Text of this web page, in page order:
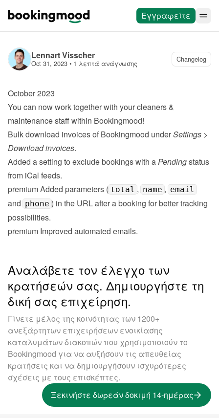
Εγγραφείτε
Lennart Visscher
Oct 31, 2023 • 1 λεπτά ανάγνωσης Changelog
October 2023
You can now work together with your cleaners &
maintenance staff within Bookingmood!
Bulk download invoices of Bookingmood under Settings
Download invoices.
Added a setting to exclude bookings with a Pending status
from iCal feeds.
premium Added parameters ( total , name , email
and phone ) in the URL after a booking for better tracking
possibilities.
premium Improved automated emails.
Αναλάβετε τον έλεγχο των
κρατήσεών σας. Δημιουργήστε τη
δική σας επιχείρηση.
Γίνετε μέλος της κοινότητας των 1200+
ανεξάρτητων επιχειρήσεων ενοικίασης
καταλυμάτων διακοπών που χρησιμοποιούν το
Bookingmood για να αυξήσουν τις απευθείας
κρατήσεις και να δημιουργήσουν ισχυρότερες
σχέσεις με τους επισκέπτες.
Ξεκινήστε δωρεάν δοκιμή 14-ημέρας